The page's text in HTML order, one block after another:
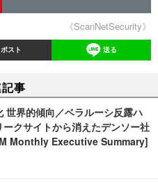
《ScanNetSecurity》
ポスト 送る
記事
世界的傾向／ベラルーシ反露ハ
クサイトから消えたデンソー社
Monthly Executive Summary]